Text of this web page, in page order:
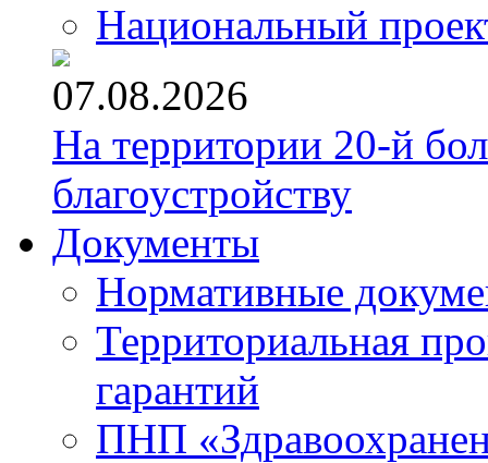
Национальный
07.08.2026
На территории 20-й
благоустройству
Документы
Нормативные
Территориальная
гарантий
ПНП